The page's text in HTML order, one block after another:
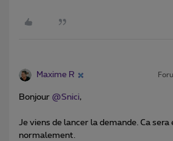
Maxime R
Bonjour ​ @Snici,
Je viens de lancer la demande. Ca sera
normalement.